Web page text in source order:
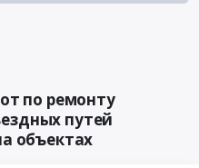
по ремонту
путей
объектах